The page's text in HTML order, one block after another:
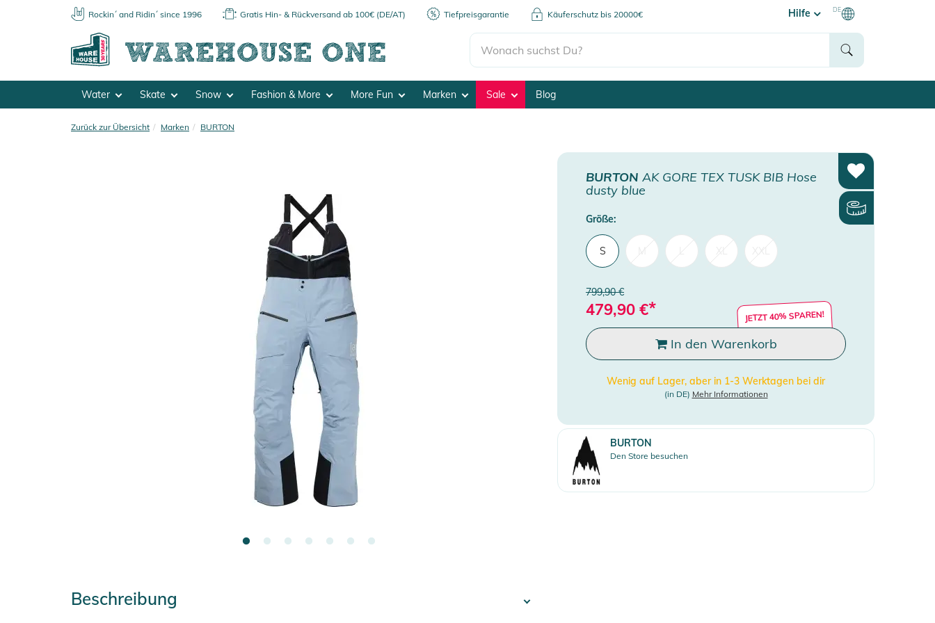
Rockin´ and Ridin´ since 1996 Gratis Hin- & Rückversand ab 100€ (DE/AT) Tiefpreisgarantie Käuferschutz bis 20000€ Hilfe DE
Water Skate Snow Fashion & More More Fun Marken Sale Blog
Zurück zur Übersicht Marken BURTON
BURTON AK GORE TEX TUSK BIB Hose
dusty blue
Größe:
S
799,90 €
479,90 €* JETZT 40% SPAREN!
In den Warenkorb
Wenig auf Lager, aber in 1-3 Werktagen bei dir
(in DE) Mehr Informationen
BURTON
Den Store besuchen
Beschreibung